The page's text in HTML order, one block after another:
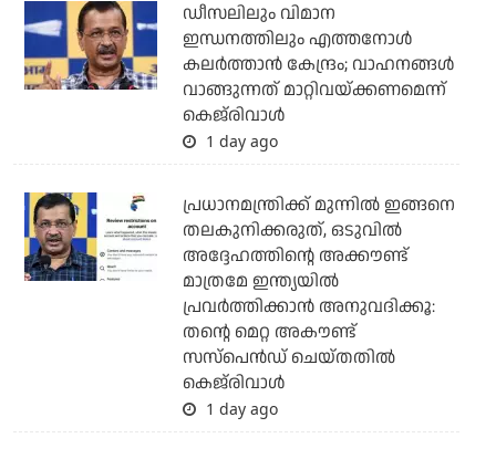
ഡീസലിലും വിമാന
ഇന്ധനത്തിലും എത്തനോള്‍
കലര്‍ത്താന്‍ കേന്ദ്രം; വാഹനങ്ങള്‍
വാങ്ങുന്നത് മാറ്റിവയ്ക്കണമെന്ന്
കെജ്‌രിവാള്‍
1 day ago
പ്രധാനമന്ത്രിക്ക് മുന്നില്‍ ഇങ്ങനെ
തലകുനിക്കരുത്, ഒടുവില്‍
അദ്ദേഹത്തിന്റെ അക്കൗണ്ട്
മാത്രമേ ഇന്ത്യയില്‍
പ്രവര്‍ത്തിക്കാന്‍ അനുവദിക്കൂ:
തന്റെ മെറ്റ അകൗണ്ട്
സസ്‌പെന്‍ഡ് ചെയ്തതില്‍
കെജ്‌രിവാള്‍
1 day ago